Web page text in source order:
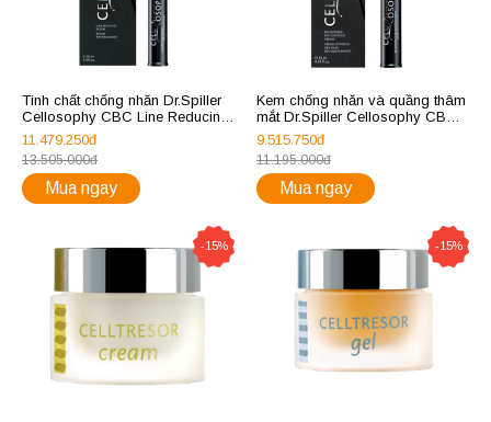
Tinh chất chống nhăn Dr.Spiller
Cellosophy CBC Line Reducing
Serum
11.479.250đ
13.505.000đ
Mua ngay
Kem chống nhăn và quầng thâm
mắt Dr.Spiller Cellosophy CBC
Recovering Eye Contour Cream
9.515.750đ
11.195.000đ
Mua ngay
-15% -15%